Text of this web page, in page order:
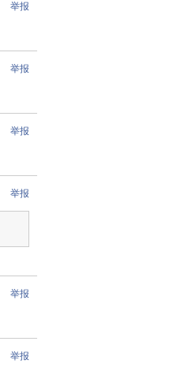
举报
举报
举报
举报
举报
举报